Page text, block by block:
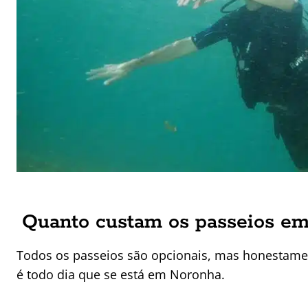
Quanto custam os passeios
Todos os passeios são opcionais, mas
é todo dia que se está em Noronha.